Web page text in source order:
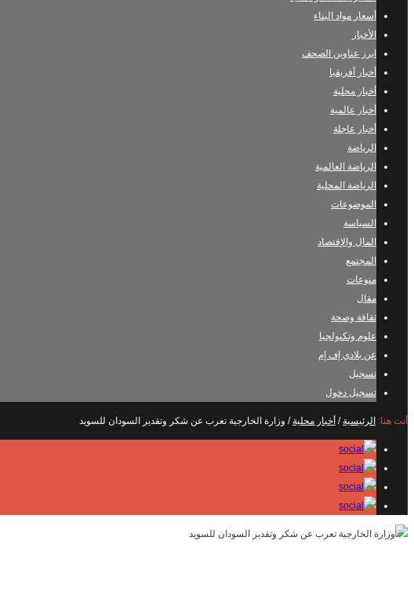
أسعار مواد البناء
الأخبار
ابرز عناوين الصحف
أخبار أفريقيا
أخبار محلية
أخبار عالمية
أخبار عاجلة
الرياضة
الرياضة العالمية
الرياضة المحلية
الموضوعات
السياسة
المال والإقتصاد
المجتمع
منوعات
مقال
ثقافة وصحة
علوم وتكنولجيا
عن بلادي إف إم
تسجيل
تسجيل دخول
أنت هنا: الرئيسية / أخبار محلية / وزارة الخارجية تعرب عن شكر وتقدير السودان للسويد